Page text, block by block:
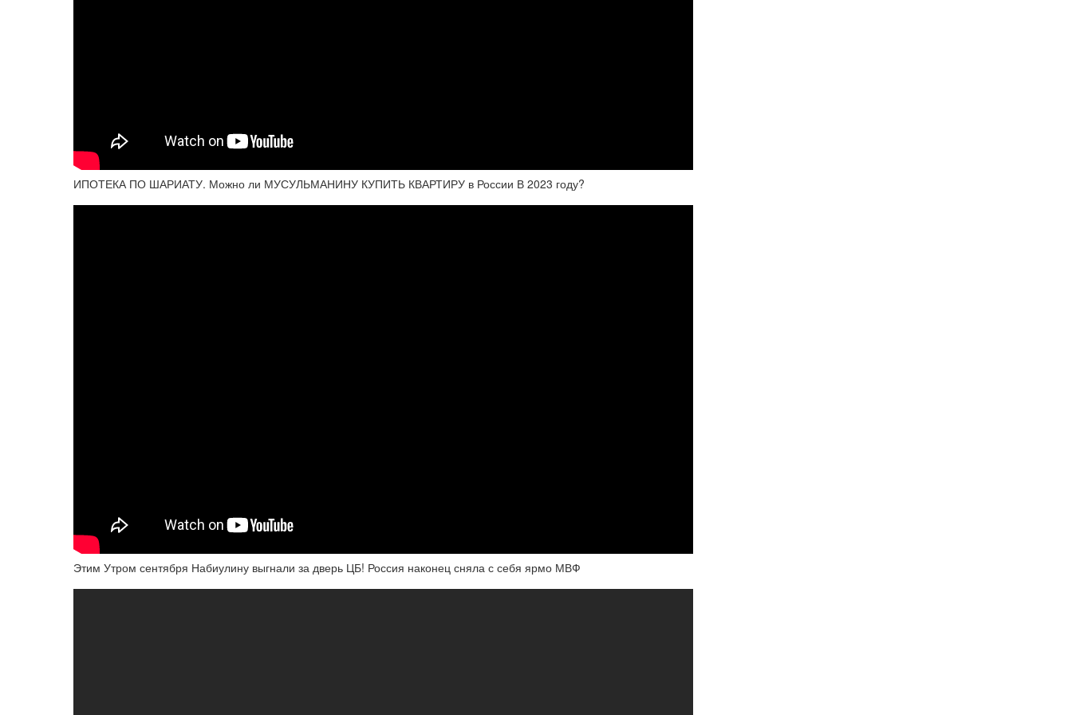
ИПОТЕКА ПО ШАРИАТУ. Можно ли МУСУЛЬМАНИНУ КУПИТЬ КВАРТИРУ в России В 2023 году?
Этим Утром сентября Набиулину выгнали за дверь ЦБ! Россия наконец сняла с себя ярмо МВФ